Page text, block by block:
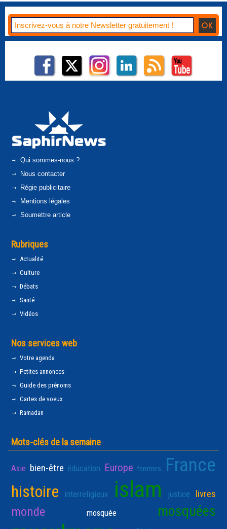
Qui sommes-nous ?
Nous contacter
Régie publicitaire
Mentions légales
Soumettre article
Rubriques
Actualité
Culture
Débats
Santé
Vidéos
Nos services web
Votre agenda
Petites annonces
Guide des prénoms
Cartes de voeux
Ramadan
Mots-clés de la semaine
Asie bien-être éducation Europe femmes France
histoire interreligieux islam justice livres
monde mosquée mosquées